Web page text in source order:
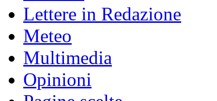
Lettere in Redazione
Meteo
Multimedia
Opinioni